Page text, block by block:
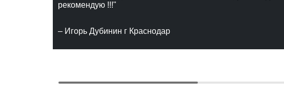
рекомендую !!!"
– Игорь Дубинин г Краснодар